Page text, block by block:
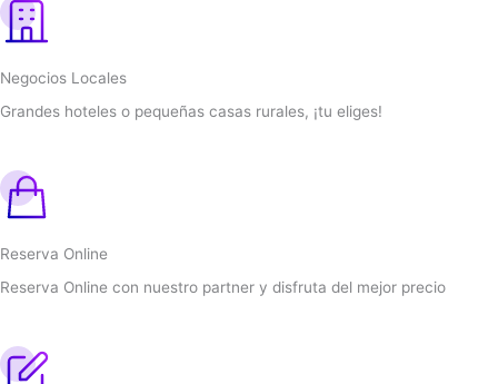
Negocios Locales
Grandes hoteles o pequeñas casas rurales, ¡tu eliges!
Reserva Online
Reserva Online con nuestro partner y disfruta del mejor precio